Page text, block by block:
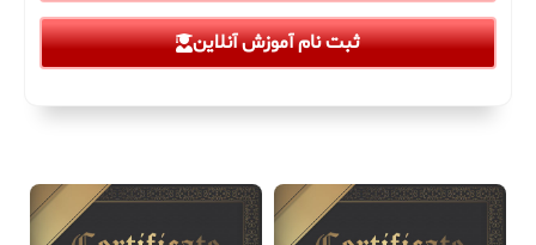
ثبت نام آموزش آنلاین